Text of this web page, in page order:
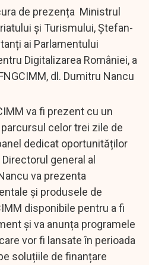
de prezența Ministrul
și Turismului, Ștefan-
ai Parlamentului
Digitalizarea României, a
dl. Dumitru Nancu
va fi prezent cu un
celor trei zile de
dedicat oportunităților
general al
va prezenta
și produsele de
disponibile pentru a fi
și va anunța programele
vor fi lansate în perioada
soluțiile de finanțare